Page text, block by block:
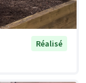
Réalisé